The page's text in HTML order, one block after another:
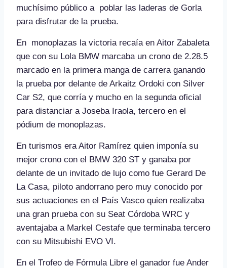
muchísimo público a poblar las laderas de Gorla
para disfrutar de la prueba.
En monoplazas la victoria recaía en Aitor Zabaleta
que con su Lola BMW marcaba un crono de 2.28.5
marcado en la primera manga de carrera ganando
la prueba por delante de Arkaitz Ordoki con Silver
Car S2, que corría y mucho en la segunda oficial
para distanciar a Joseba Iraola, tercero en el
pódium de monoplazas.
En turismos era Aitor Ramírez quien imponía su
mejor crono con el BMW 320 ST y ganaba por
delante de un invitado de lujo como fue Gerard De
La Casa, piloto andorrano pero muy conocido por
sus actuaciones en el País Vasco quien realizaba
una gran prueba con su Seat Córdoba WRC y
aventajaba a Markel Cestafe que terminaba tercero
con su Mitsubishi EVO VI.
En el Trofeo de Fórmula Libre el ganador fue Ander